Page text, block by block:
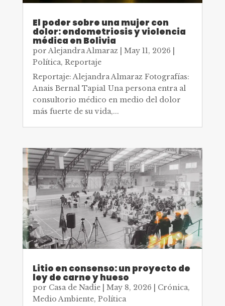
El poder sobre una mujer con
dolor: endometriosis y violencia
médica en Bolivia
por Alejandra Almaraz May 11, 2026
Política, Reportaje
Reportaje: Alejandra Almaraz Fotografías:
Anais Bernal Tapia1 Una persona entra al
consultorio médico en medio del dolor
más fuerte de su vida,...
Litio en consenso: un proyecto de
ley de carne y hueso
por Casa de Nadie| May 8, 2026 Crónica,
Medio Ambiente, Política